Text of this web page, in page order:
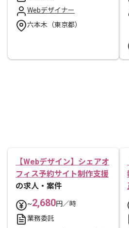
Webデザイナー
六本木（東京都）
【Webデザイン】シェアオ
フィス予約サイト制作支援
の求人・案件
~2,680円／時
業務委託